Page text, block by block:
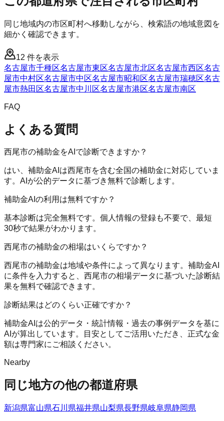
同じ地域内の市区町村へ移動しながら、検索語の地域意図を
細かく確認できます。
12 件を表示
名古屋市千種区名古屋市東区名古屋市北区名古屋市西区名古
屋市中村区名古屋市中区名古屋市昭和区名古屋市瑞穂区名古
屋市熱田区名古屋市中川区名古屋市港区名古屋市南区
FAQ
よくある質問
西尾市の補助金をAIで診断できますか？
はい、補助金AIは西尾市を含む全国の補助金に対応していま
す。AIが公的データに基づき無料で診断します。
補助金AIの利用は無料ですか？
基本診断は完全無料です。個人情報の登録も不要で、最短
30秒で結果がわかります。
西尾市の補助金の相場はいくらですか？
西尾市の補助金は地域や条件によって異なります。補助金AI
に条件を入力すると、西尾市の相場データに基づいた診断結
果を無料で確認できます。
診断結果はどのくらい正確ですか？
補助金AIは公的データ・統計情報・過去の事例データを基に
AIが算出しています。目安としてご活用いただき、正式な金
額は専門家にご相談ください。
Nearby
同じ地方の他の都道府県
新潟県富山県石川県福井県山梨県長野県岐阜県静岡県